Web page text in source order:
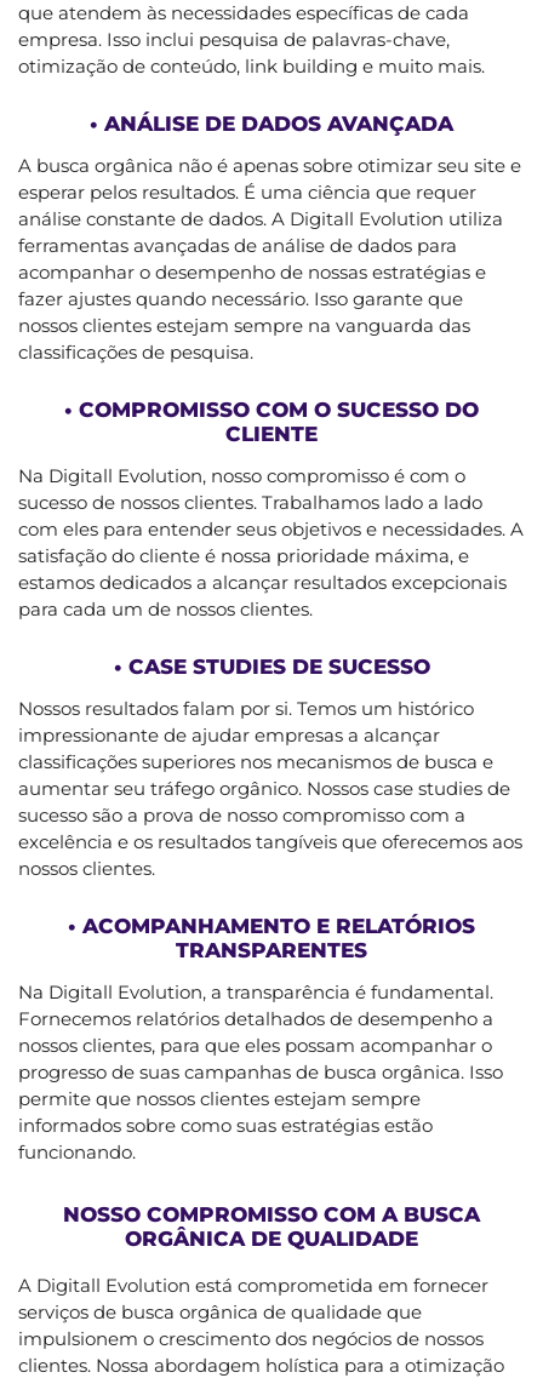
que atendem às necessidades específicas de cada
empresa. Isso inclui pesquisa de palavras-chave,
otimização de conteúdo, link building e muito mais.
• ANÁLISE DE DADOS AVANÇADA
A busca orgânica não é apenas sobre otimizar seu site e
esperar pelos resultados. É uma ciência que requer
análise constante de dados. A Digitall Evolution utiliza
ferramentas avançadas de análise de dados para
acompanhar o desempenho de nossas estratégias e
fazer ajustes quando necessário. Isso garante que
nossos clientes estejam sempre na vanguarda das
classificações de pesquisa.
• COMPROMISSO COM O SUCESSO DO
CLIENTE
Na Digitall Evolution, nosso compromisso é com o
sucesso de nossos clientes. Trabalhamos lado a lado
com eles para entender seus objetivos e necessidades. A
satisfação do cliente é nossa prioridade máxima, e
estamos dedicados a alcançar resultados excepcionais
para cada um de nossos clientes.
• CASE STUDIES DE SUCESSO
Nossos resultados falam por si. Temos um histórico
impressionante de ajudar empresas a alcançar
classificações superiores nos mecanismos de busca e
aumentar seu tráfego orgânico. Nossos case studies de
sucesso são a prova de nosso compromisso com a
excelência e os resultados tangíveis que oferecemos aos
nossos clientes.
• ACOMPANHAMENTO E RELATÓRIOS
TRANSPARENTES
Na Digitall Evolution, a transparência é fundamental.
Fornecemos relatórios detalhados de desempenho a
nossos clientes, para que eles possam acompanhar o
progresso de suas campanhas de busca orgânica. Isso
permite que nossos clientes estejam sempre
informados sobre como suas estratégias estão
funcionando.
NOSSO COMPROMISSO COM A BUSCA
ORGÂNICA DE QUALIDADE
A Digitall Evolution está comprometida em fornecer
serviços de busca orgânica de qualidade que
impulsionem o crescimento dos negócios de nossos
clientes. Nossa abordagem holística para a otimização